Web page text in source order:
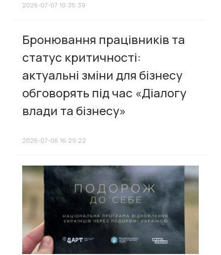
2026-07-07 10:35:39
Бронювання працівників та
статус критичності:
актуальні зміни для бізнесу
обговорять під час «Діалогу
влади та бізнесу»
2026-07-06 16:29:22